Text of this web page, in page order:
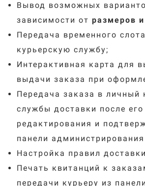
Вывод возможных
зависимости от размеров
Передача временного
курьерскую службу;
Интерактивная карта для
выдачи заказа при
Передача заказа в личный
службы доставки после его
редактирования и
панели администрирования
Настройка правил
Печать квитанций к
передачи курьеру из панели